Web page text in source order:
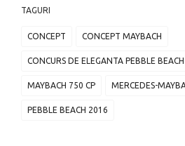
TAGURI
CONCEPT CONCEPT MAYBACH
CONCURS DE ELEGANTA PEBBLE BEACH
MAYBACH 750 CP MERCEDES-
PEBBLE BEACH 2016